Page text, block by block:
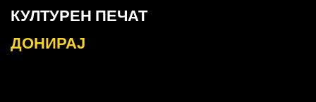
КУЛТУРЕН ПЕЧАТ
ДОНИРАЈ